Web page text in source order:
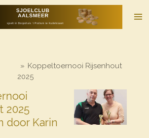
» Koppeltoernooi Rijsenhout
2025
2025
door Karin